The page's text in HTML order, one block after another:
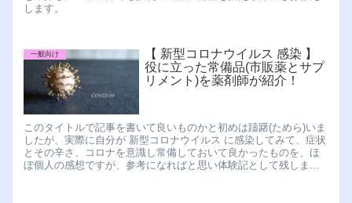
します。
一般向け
【 新型コロナウイルス 感染 】
役に立った常備品(市販薬とサプ
リメント)を薬剤師が紹介！
このタイトルで記事を書いて良いものかと初めは躊躇(ためら)いま
したが、実際に自分が 新型コロナウイルス に感染してみて、症状
とその辛さ、コロナを意識し常備しておいて良かったものを、ほ
ぼ個人の感想ですが、参考になればと思い体験記として残しま...